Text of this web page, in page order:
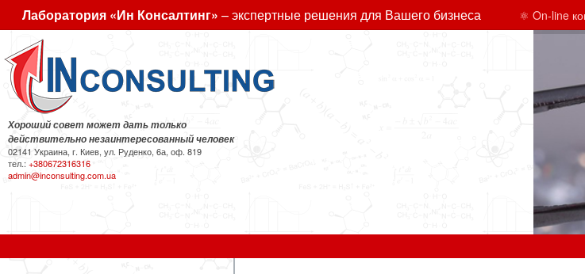
Лаборатория «Ин Консалтинг» – экспертные решения для Вашего бизнеса ⚛ On-line
Хороший совет может дать только
действительно незаинтересованный человек
02141 Украина, г. Киев, ул. Руденко, 6а, оф. 819
тел.:+380672316316
admin@inconsulting.com.ua